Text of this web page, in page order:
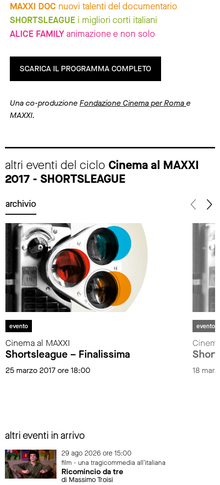
MAXXI DOC nuovi talenti del documentario
SHORTSLEAGUE i migliori corti italiani
ALICE FAMILY animazione e non solo
SCARICA IL PROGRAMMA COMPLETO
Una co-produzioneFondazione Cinema per Romae
MAXXI.
altri eventi del ciclo Cinema al MAXXI
2017 - SHORTSLEAGUE
archivio
evento
Cinema al MAXXI
Shortsleague – Finalissima
25 marzo 2017 ore 18:00
evento
18
altri eventi in arrivo
29 ago 2026 ore 15:00
film - una tragicommedia all'italiana
Ricomincio da tre
di Massimo Troisi